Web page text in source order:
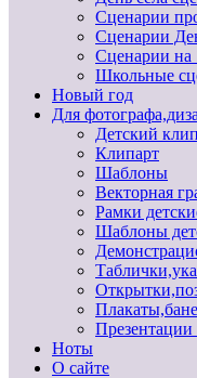
Сценарии
Сценарии
Сценарии на
Школьные
Новый год
Для
Детский
Клипарт
Шаблоны
Векторная
Рамки
Шаблоны
Ноты
О сайте